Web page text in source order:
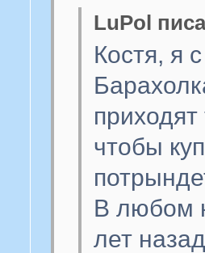
LuPol
Костя, я
чтобы
В любом
лет